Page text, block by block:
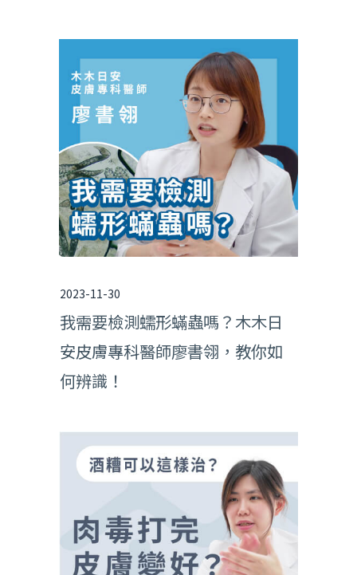
2023-11-30
我需要檢測蠕形蟎蟲嗎？木木日
安皮膚專科醫師廖書翎，教你如
何辨識！